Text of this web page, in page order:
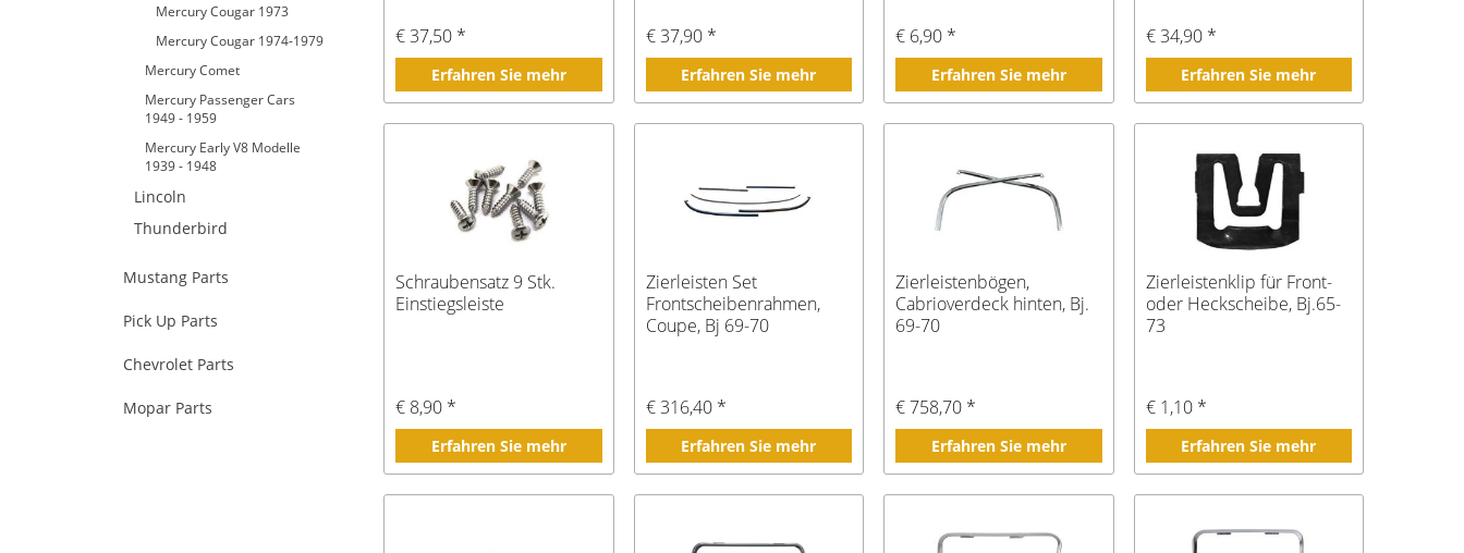
Mercury Cougar 1973
Mercury Cougar 1974-1979
Mercury Comet
Mercury Passenger Cars
1949 - 1959
Mercury Early V8 Modelle
1939 - 1948
Lincoln
Thunderbird
Mustang Parts
Pick Up Parts
Chevrolet Parts
Mopar Parts
€ 37,50 *
Erfahren Sie mehr
€ 37,90 *
Erfahren Sie mehr
€ 6,90 *
Erfahren Sie mehr
€ 34,90 *
Erfahren Sie mehr
Schraubensatz 9 Stk.
Einstiegsleiste
€ 8,90 *
Erfahren Sie mehr
Zierleisten Set
Frontscheibenrahmen,
Coupe, Bj 69-70
€ 316,40 *
Erfahren Sie mehr
Zierleistenbögen,
Cabrioverdeck hinten, Bj.
69-70
€ 758,70 *
Erfahren Sie mehr
Zierleistenklip für Front-
oder Heckscheibe, Bj.65-
73
€ 1,10 *
Erfahren Sie mehr